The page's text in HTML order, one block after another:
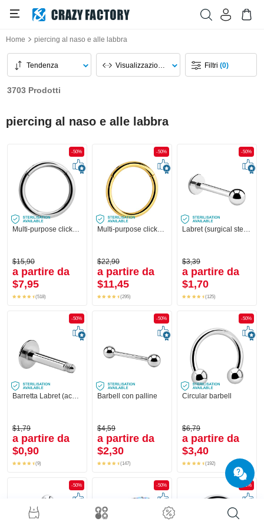
Home piercing al naso e alle labbra
Tendenza Visualizzazione Pagina Filtri(0)
3703 Prodotti
piercing al naso e alle labbra
-50%
Multi-purpose clicker (acciaio chirurgico, argento, finitura lucida)
$15,90
a partire da
$7,95
(518)
-50%
Multi-purpose clicker (acciaio chirurgico, oro, finitura lucida)
$22,90
a partire da
$11,45
(295)
-50%
Labret (surgical steel, silver, shiny finish)
$3,39
a partire da
$1,70
(125)
-50%
$1,79
a partire da
$0,90
(9)
-50%
Barbell con palline
$4,59
a partire da
$2,30
(147)
-50%
Circular barbell
$6,79
a partire da
$3,40
(192)
-50% -50% -50%